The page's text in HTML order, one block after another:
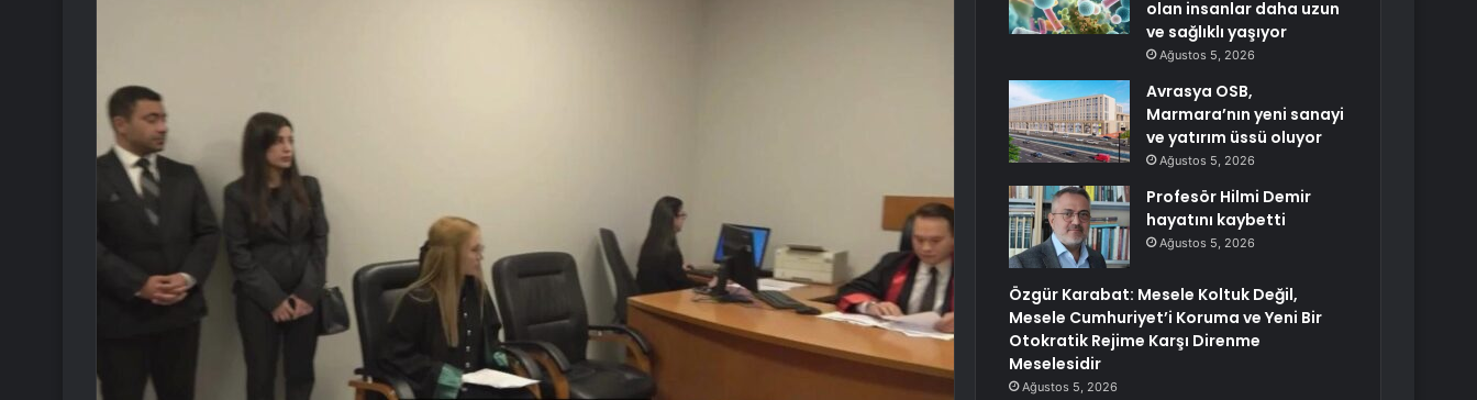
olan insanlar daha uzun
ve sağlıklı yaşıyor
Ağustos 5, 2026
Avrasya OSB,
Marmara’nın yeni sanayi
ve yatırım üssü oluyor
Ağustos 5, 2026
Profesör Hilmi Demir
hayatını kaybetti
Ağustos 5, 2026
Özgür Karabat: Mesele Koltuk Değil,
Mesele Cumhuriyet’i Koruma ve Yeni Bir
Otokratik Rejime Karşı Direnme
Meselesidir
Ağustos 5, 2026